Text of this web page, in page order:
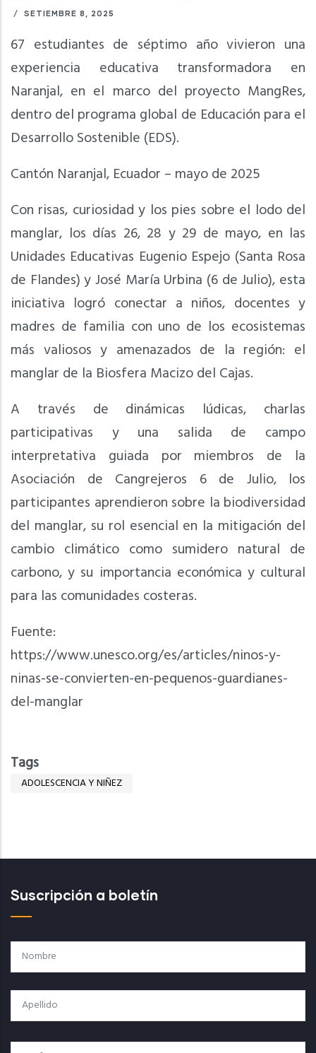
/ SETIEMBRE 8, 2025
67 estudiantes de séptimo año vivieron una
experiencia educativa transformadora en
Naranjal, en el marco del proyecto MangRes,
dentro del programa global de Educación para el
Desarrollo Sostenible (EDS).
Cantón Naranjal, Ecuador – mayo de 2025
Con risas, curiosidad y los pies sobre el lodo del
manglar, los días 26, 28 y 29 de mayo, en las
Unidades Educativas Eugenio Espejo (Santa Rosa
de Flandes) y José María Urbina (6 de Julio), esta
iniciativa logró conectar a niños, docentes y
madres de familia con uno de los ecosistemas
más valiosos y amenazados de la región: el
manglar de la Biosfera Macizo del Cajas.
A través de dinámicas lúdicas, charlas
participativas y una salida de campo
interpretativa guiada por miembros de la
Asociación de Cangrejeros 6 de Julio, los
participantes aprendieron sobre la biodiversidad
del manglar, su rol esencial en la mitigación del
cambio climático como sumidero natural de
carbono, y su importancia económica y cultural
para las comunidades costeras.
Fuente:
https://www.unesco.org/es/articles/ninos-y-
ninas-se-convierten-en-pequenos-guardianes-
del-manglar
Tags
ADOLESCENCIA Y NIÑEZ
Suscripción a boletín
Nombre
Apellido